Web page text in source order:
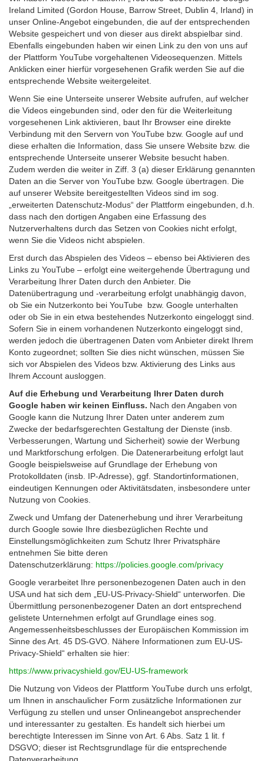
Ireland Limited (Gordon House, Barrow Street, Dublin 4, Irland) in
unser Online-Angebot eingebunden, die auf der entsprechenden
Website gespeichert und von dieser aus direkt abspielbar sind.
Ebenfalls eingebunden haben wir einen Link zu den von uns auf
der Plattform YouTube vorgehaltenen Videosequenzen. Mittels
Anklicken einer hierfür vorgesehenen Grafik werden Sie auf die
entsprechende Website weitergeleitet.
Wenn Sie eine Unterseite unserer Website aufrufen, auf welcher
die Videos eingebunden sind, oder den für die Weiterleitung
vorgesehenen Link aktivieren, baut Ihr Browser eine direkte
Verbindung mit den Servern von YouTube bzw. Google auf und
diese erhalten die Information, dass Sie unsere Website bzw. die
entsprechende Unterseite unserer Website besucht haben.
Zudem werden die weiter in Ziff. 3 (a) dieser Erklärung genannten
Daten an die Server von YouTube bzw. Google übertragen. Die
auf unserer Website bereitgestellten Videos sind im sog.
„erweiterten Datenschutz-Modus“ der Plattform eingebunden, d.h.
dass nach den dortigen Angaben eine Erfassung des
Nutzerverhaltens durch das Setzen von Cookies nicht erfolgt,
wenn Sie die Videos nicht abspielen.
Erst durch das Abspielen des Videos – ebenso bei Aktivieren des
Links zu YouTube – erfolgt eine weitergehende Übertragung und
Verarbeitung Ihrer Daten durch den Anbieter. Die
Datenübertragung und -verarbeitung erfolgt unabhängig davon,
ob Sie ein Nutzerkonto bei YouTube bzw. Google unterhalten
oder ob Sie in ein etwa bestehendes Nutzerkonto eingeloggt sind.
Sofern Sie in einem vorhandenen Nutzerkonto eingeloggt sind,
werden jedoch die übertragenen Daten vom Anbieter direkt Ihrem
Konto zugeordnet; sollten Sie dies nicht wünschen, müssen Sie
sich vor Abspielen des Videos bzw. Aktivierung des Links aus
Ihrem Account ausloggen.
Auf die Erhebung und Verarbeitung Ihrer Daten durch
Google haben wir keinen Einfluss. Nach den Angaben von
Google kann die Nutzung Ihrer Daten unter anderem zum
Zwecke der bedarfsgerechten Gestaltung der Dienste (insb.
Verbesserungen, Wartung und Sicherheit) sowie der Werbung
und Marktforschung erfolgen. Die Datenerarbeitung erfolgt laut
Google beispielsweise auf Grundlage der Erhebung von
Protokolldaten (insb. IP-Adresse), ggf. Standortinformationen,
eindeutigen Kennungen oder Aktivitätsdaten, insbesondere unter
Nutzung von Cookies.
Zweck und Umfang der Datenerhebung und ihrer Verarbeitung
durch Google sowie Ihre diesbezüglichen Rechte und
Einstellungsmöglichkeiten zum Schutz Ihrer Privatsphäre
entnehmen Sie bitte deren
Datenschutzerklärung: https://policies.google.com/privacy
Google verarbeitet Ihre personenbezogenen Daten auch in den
USA und hat sich dem „EU-US-Privacy-Shield“ unterworfen. Die
Übermittlung personenbezogener Daten an dort entsprechend
gelistete Unternehmen erfolgt auf Grundlage eines sog.
Angemessenheitsbeschlusses der Europäischen Kommission im
Sinne des Art. 45 DS-GVO. Nähere Informationen zum EU-US-
Privacy-Shield“ erhalten sie hier:
https://www.privacyshield.gov/EU-US-framework
Die Nutzung von Videos der Plattform YouTube durch uns erfolgt,
um Ihnen in anschaulicher Form zusätzliche Informationen zur
Verfügung zu stellen und unser Onlineangebot ansprechender
und interessanter zu gestalten. Es handelt sich hierbei um
berechtigte Interessen im Sinne von Art. 6 Abs. Satz 1 lit. f
DSGVO; dieser ist Rechtsgrundlage für die entsprechende